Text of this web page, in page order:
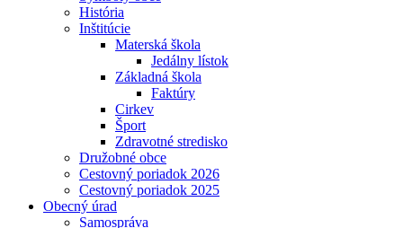
História
Inštitúcie
Materská škola
Jedálny lístok
Základná škola
Faktúry
Cirkev
Šport
Zdravotné stredisko
Družobné obce
Cestovný poriadok 2026
Cestovný poriadok 2025
Obecný úrad
Samospráva